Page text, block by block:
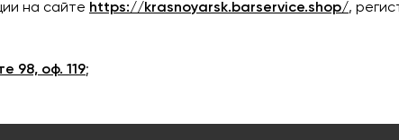
на сайте https://krasnoyarsk.barservice.shop/,
98, оф. 119;